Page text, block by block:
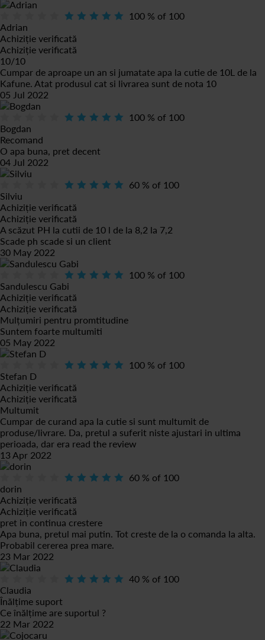
100 % of 100
Adrian
Achiziție verificată
Achiziție verificată
10/10
Cumpar de aproape un an si jumatate apa la cutie de 10L de la
Kafune. Atat produsul cat si livrarea sunt de nota 10
05 Jul 2022
100 % of 100
Bogdan
Recomand
O apa buna, pret decent
04 Jul 2022
60 % of 100
Silviu
Achiziție verificată
Achiziție verificată
A scăzut PH la cutii de 10 l de la 8,2 la 7,2
Scade ph scade si un client
30 May 2022
100 % of 100
Sandulescu Gabi
Achiziție verificată
Achiziție verificată
Mulțumiri pentru promtitudine
Suntem foarte multumiti
05 May 2022
100 % of 100
Stefan D
Achiziție verificată
Achiziție verificată
Multumit
Cumpar de curand apa la cutie si sunt multumit de
produse/livrare. Da, pretul a suferit niste ajustari in ultima
perioada, dar era read the review
13 Apr 2022
60 % of 100
dorin
Achiziție verificată
Achiziție verificată
pret in continua crestere
Apa buna, pretul mai putin. Tot creste de la o comanda la alta.
Probabil cererea prea mare.
23 Mar 2022
40 % of 100
Claudia
Înălțime suport
Ce înălțime are suportul ?
22 Mar 2022